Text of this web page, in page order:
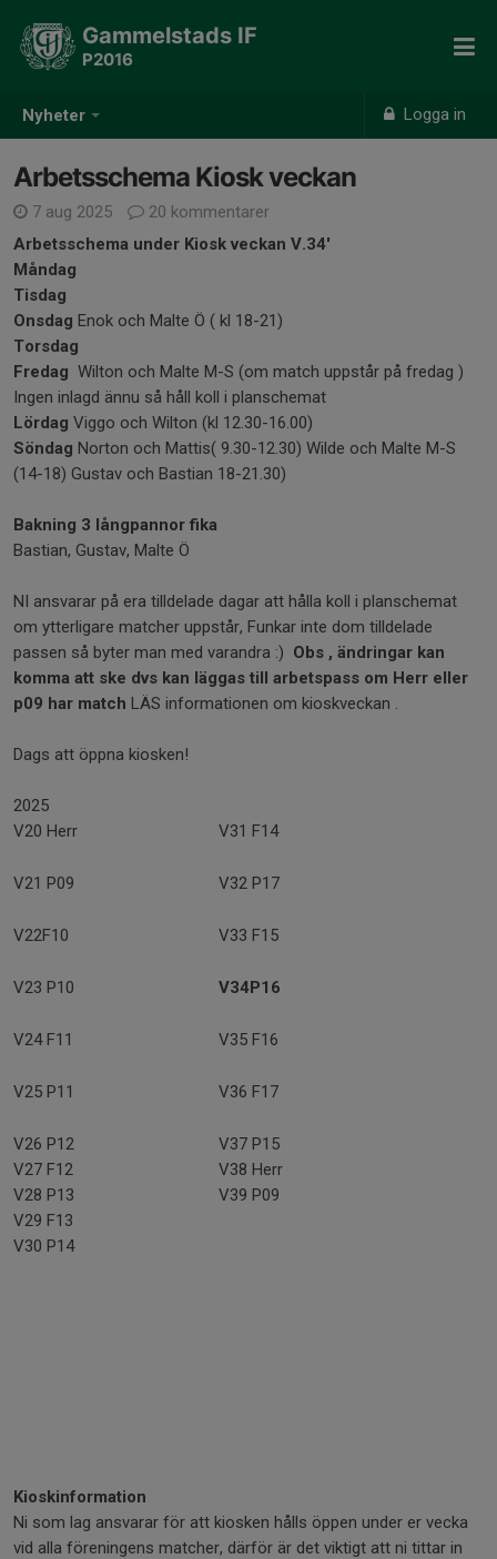
Nyheter Logga in
Gammelstads IF
P2016
Arbetsschema Kiosk veckan
7 aug 2025
20 kommentarer
Arbetsschema under Kiosk veckan V.34'
Måndag
Tisdag
Onsdag Enok och Malte Ö ( kl 18-21)
Torsdag
Fredag Wilton och Malte M-S (om match uppstår på fredag )
Ingen inlagd ännu så håll koll i planschemat
Lördag Viggo och Wilton (kl 12.30-16.00)
Söndag Norton och Mattis( 9.30-12.30) Wilde och Malte M-S
(14-18) Gustav och Bastian 18-21.30)
Bakning 3 långpannor fika
Bastian, Gustav, Malte Ö
NI ansvarar på era tilldelade dagar att hålla koll i planschemat
om ytterligare matcher uppstår, Funkar inte dom tilldelade
passen så byter man med varandra :) Obs , ändringar kan
komma att ske dvs kan läggas till arbetspass om Herr eller
p09 har match LÄS informationen om kioskveckan .
Dags att öppna kiosken!
2025
V20 Herr
V31 F14
V21 P09 V32 P17
V22F10 V33 F15
V23 P10 V34P16
V24 F11 V35 F16
V25 P11 V36 F17
V26 P12
V27 F12
V28 P13
V29 F13
V30 P14
V37 P15
V38 Herr
V39 P09
Kioskinformation
Ni som lag ansvarar för att kiosken hålls öppen under er vecka
vid alla föreningens matcher, därför är det viktigt att ni tittar in